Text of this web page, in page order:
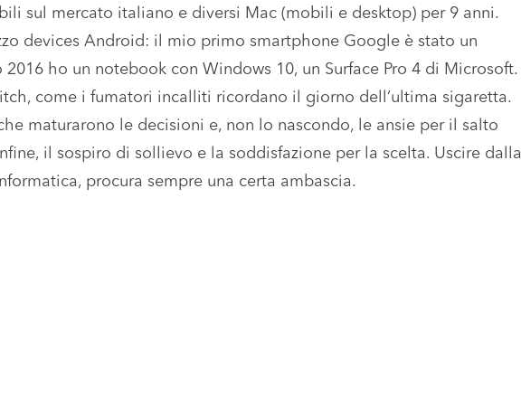
sul mercato italiano e diversi Mac (mobili e desktop) per 9 anni.
devices Android: il mio primo smartphone Google è stato un
ho un notebook con Windows 10, un Surface Pro 4 di Microsoft.
come i fumatori incalliti ricordano il giorno dell’ultima sigaretta.
maturarono le decisioni e, non lo nascondo, le ansie per il salto
il sospiro di sollievo e la soddisfazione per la scelta. Uscire dalla
procura sempre una certa ambascia.